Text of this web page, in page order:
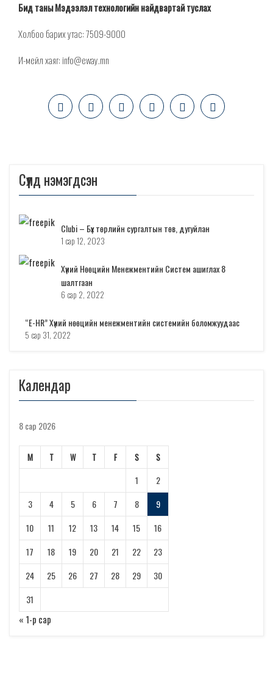
Бид таны Мэдээлэл технологийн найдвартай туслах
Холбоо барих утас: 7509-9000
И-мейл хаяг: info@eway.mn
Сүүлд нэмэгдсэн
Clubi – Бүх төрлийн сургалтын төв, дугуйлан
1 сар 12, 2023
Хүний Нөөцийн Менежментийн Систем ашиглах 8
шалтгаан
6 сар 2, 2022
“E-HR” Хүний нөөцийн менежментийн системийн боломжуудаас
5 сар 31, 2022
Календар
8 сар 2026
М Т W Т F S S
1
2
3
4 5 6 7 8
9
10
11 12 13 14 15
16
17
18 19 20 21 22
23
24
25 26 27 28 29
30
31
« 1-р сар